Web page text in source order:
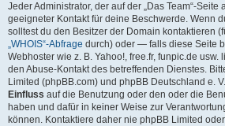
Jeder Administrator, der auf der „Das Team“-Seite
geeigneter Kontakt für deine Beschwerde. Wenn
solltest du den Besitzer der Domain kontaktieren
„WHOIS“-Abfrage durch) oder — falls diese Seite
Webhoster wie z. B. Yahoo!, free.fr, funpic.de
den Abuse-Kontakt des betreffenden Dienstes.
Limited (phpBB.com) und phpBB Deutschland e.
Einfluss auf die Benutzung oder den oder die
haben und dafür in keiner Weise zur
können. Kontaktiere daher nie phpBB Limited